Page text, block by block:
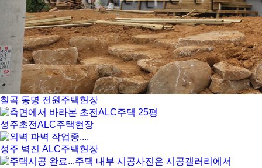
칠곡 동명 전원주택현장
성주초전ALC주택현장
성주 벽진 ALC주택현장